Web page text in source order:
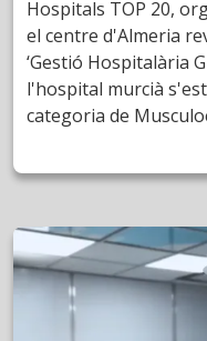
Hospitals TOP 20,
el centre d'Almeria
‘Gestió Hospitalària
l'hospital murcià
categoria de